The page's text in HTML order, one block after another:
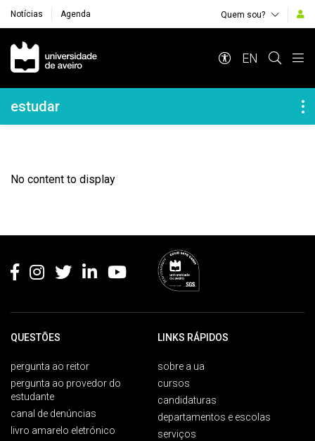
Notícias Agenda Quem sou?
Navegação Principal
EN
Navegação Lateral
estudar
No content to display
QUESTÕES
pergunta ao reitor
pergunta ao provedor do
estudante
canal de denúncias
livro amarelo eletrónico
LINKS RÁPIDOS
sobre a ua
cursos
candidaturas
departamentos e escolas
serviços